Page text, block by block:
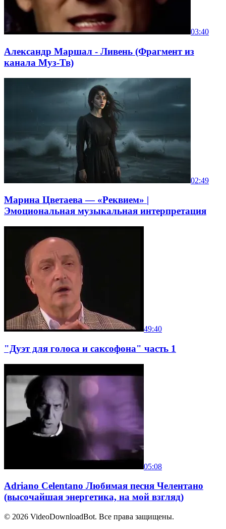
03:40
Александр Маршал - Ливень (Фрагмент из
канала Муз-Тв)
02:49
Марина Цветаева — «Реквием» |
Эмоциональная музыкальная интерпретация
49:40
"Дуэт для голоса и саксофона" часть 1
05:08
Adriano Celentano Любимая песня Челентано
(высочайшая энергетика, на мой взгляд)
© 2026 VideoDownloadBot. Все права защищены.